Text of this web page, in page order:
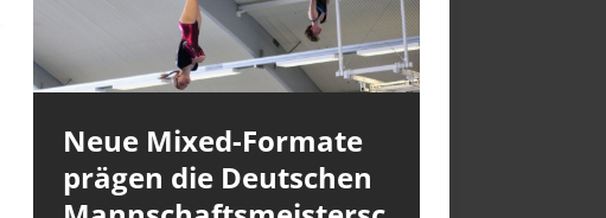
Neue Mixed-Formate
prägen die Deutschen